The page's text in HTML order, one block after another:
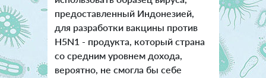
предоставленный Индонезией,
для разработки вакцины против
H5N1 - продукта, который страна
со средним уровнем дохода,
вероятно, не смогла бы себе